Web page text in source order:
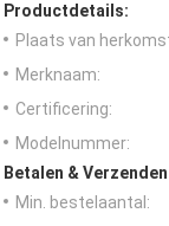
Productdetails:
Plaats van
Merknaam:
Certificering:
Modelnummer:
Betalen &
Min. bestelaantal: